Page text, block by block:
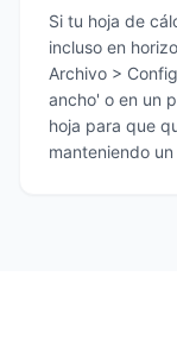
Si tu hoja de
incluso en
Archivo >
ancho' o en un
hoja para que
manteniendo